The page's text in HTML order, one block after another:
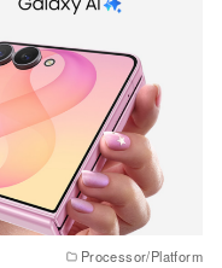
Processor/Platform